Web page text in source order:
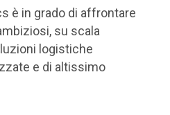
è in grado di affrontare
su scala
logistiche
e di altissimo